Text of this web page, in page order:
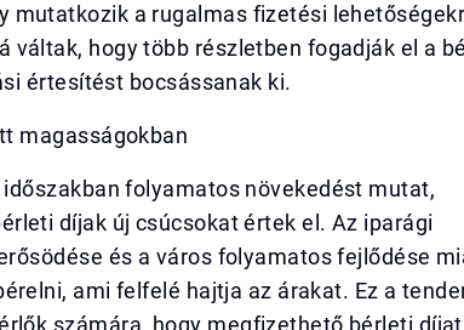
mutatkozik a rugalmas fizetési
váltak, hogy több részletben fogadják el a
értesítést bocsássanak ki.
magasságokban
folyamatos növekedést mutat,
díjak új csúcsokat értek el. Az iparági
és a város folyamatos fejlődése
ami felfelé hajtja az árakat. Ez a
számára, hogy megfizethető bérleti díjat